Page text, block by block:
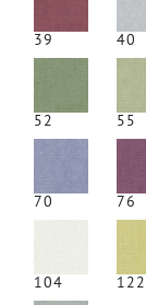
39 40
52 55
70 76
104 122